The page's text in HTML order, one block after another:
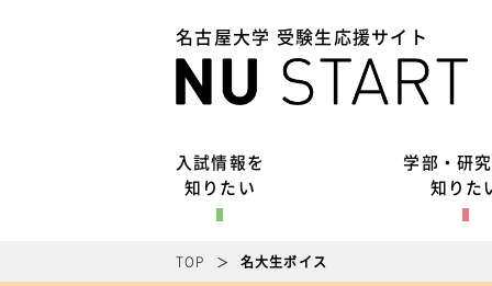
名古屋大学 受験生応援サイト
入試情報を
知りたい
学部・研
知りた
TOP 名大生ボイス